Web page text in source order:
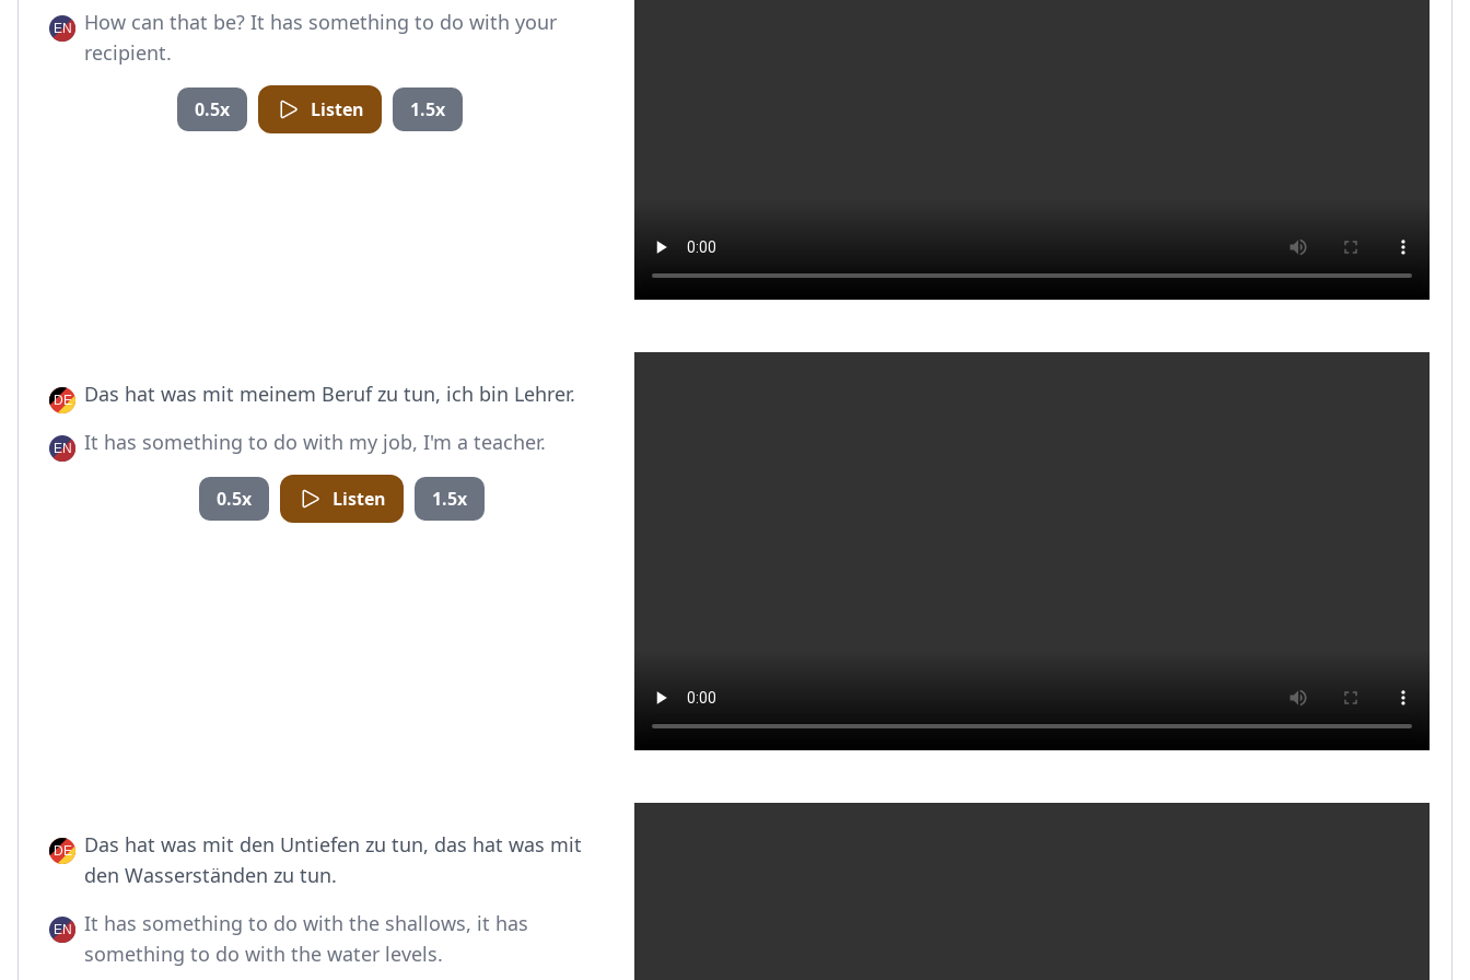
How can that be? It has something to do with your
recipient.
0.5x Listen 1.5x
Das hat was mit meinem Beruf zu tun, ich bin Lehrer.
It has something to do with my job, I'm a teacher.
0.5x Listen 1.5x
Das hat was mit den Untiefen zu tun, das hat was mit
den Wasserständen zu tun.
It has something to do with the shallows, it has
something to do with the water levels.